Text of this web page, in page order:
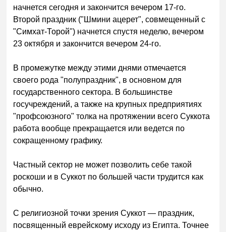
начнется сегодня и закончится вечером 17-го.
Второй праздник ("Шмини ацерет", совмещенный с
"Симхат-Торой") начнется спустя неделю, вечером
23 октября и закончится вечером 24-го.
В промежутке между этими днями отмечается
своего рода "полупраздник", в основном для
государственного сектора. В большинстве
госучреждений, а также на крупных предприятиях
"профсоюзного" толка на протяжении всего Суккота
работа вообще прекращается или ведется по
сокращенному графику.
Частный сектор не может позволить себе такой
роскоши и в Суккот по большей части трудится как
обычно.
С религиозной точки зрения Суккот — праздник,
посвященный еврейскому исходу из Египта. Точнее